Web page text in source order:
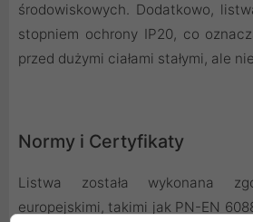
środowiskowych. Dodatkowo,
stopniem ochrony IP20, co
przed dużymi ciałami stałymi, ale
Normy i Certyfikaty
Listwa została wykonana
europejskimi, takimi jak PN-EN